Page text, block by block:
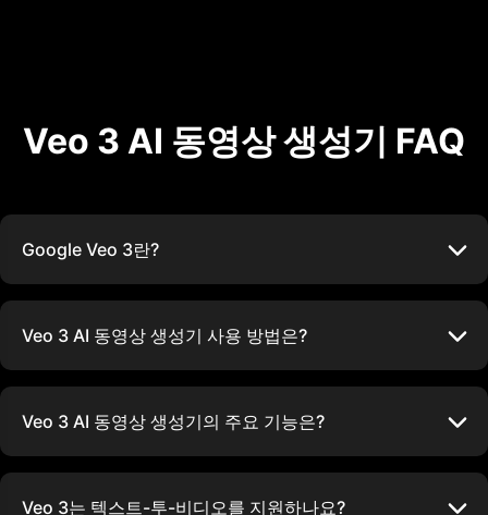
Veo 3 AI 동영상 생성기 FAQ
Google Veo 3란?
Veo 3 AI 동영상 생성기 사용 방법은?
Veo 3 AI 동영상 생성기의 주요 기능은?
Veo 3는 텍스트-투-비디오를 지원하나요?